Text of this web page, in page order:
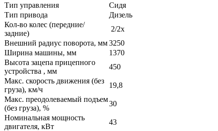
Тип управления
Сидя
Тип привода
Дизель
Кол-во колес (передние/
задние)
2/2x
Внешний радиус поворота, мм3250
Ширина машины, мм
1370
Высота зацепа прицепного
устройства , мм
450
Макс. скорость движения (без
груза), км/ч
19,8
Макс. преодолеваемый подъем
(без груза), %
30
Номинальная мощность
двигателя, кВт
43